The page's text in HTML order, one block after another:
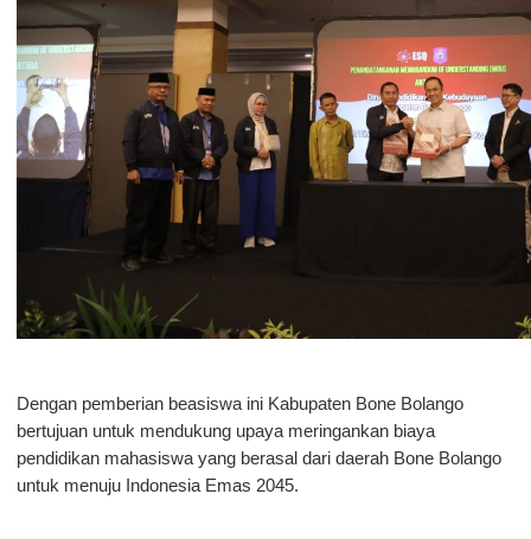
Dengan pemberian beasiswa ini Kabupaten Bone Bolango
bertujuan untuk mendukung upaya meringankan biaya
pendidikan mahasiswa yang berasal dari daerah Bone Bolango
untuk menuju Indonesia Emas 2045.